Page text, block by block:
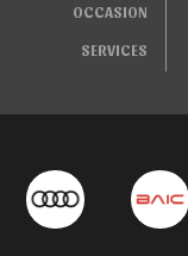
OCCASION
SERVICES